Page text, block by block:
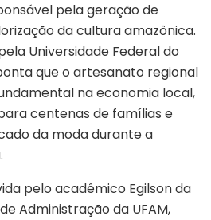
pela geração de
da cultura amazônica.
Universidade Federal do
que o artesanato regional
na economia local,
centenas de famílias e
da moda durante a
pelo acadêmico Egilson da
Administração da UFAM,